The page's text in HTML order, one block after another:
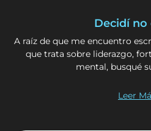
Decidí no
A raíz de que me encuentro
que trata sobre liderazgo,
mental, busqué
Leer